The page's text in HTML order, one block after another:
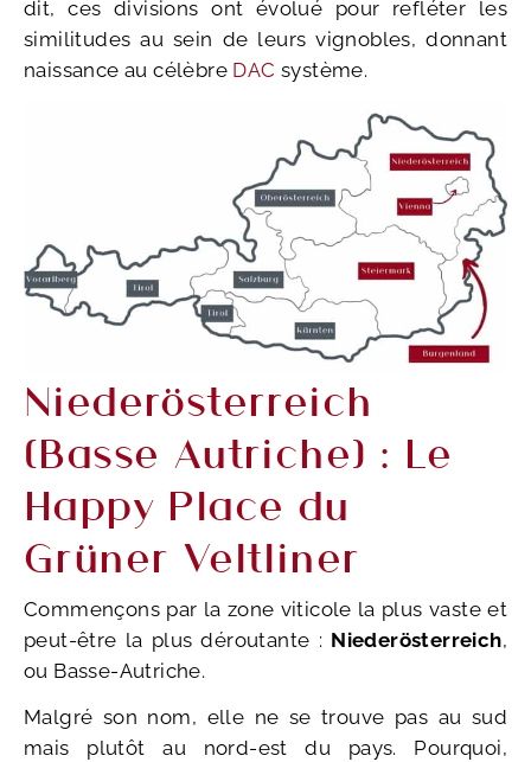
dit, ces divisions ont évolué pour refléter les
similitudes au sein de leurs vignobles, donnant
naissance au célèbre DAC système.
Niederösterreich
(Basse Autriche) : Le
Happy Place du
Grüner Veltliner
Commençons par la zone viticole la plus vaste et
peut-être la plus déroutante : Niederösterreich,
ou Basse-Autriche.
Malgré son nom, elle ne se trouve pas au sud
mais plutôt au nord-est du pays. Pourquoi,